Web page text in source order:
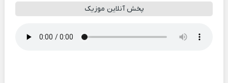
پخش آنلاین موزیک